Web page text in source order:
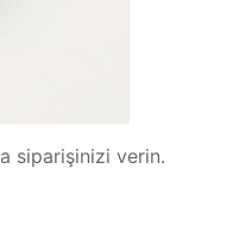
siparişinizi verin.